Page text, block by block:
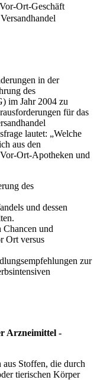
Ort-Geschäft
in der
des
im Jahr 2004 zu
für das
lautet: „Welche
aus den
Ort-Apotheken und
des
und dessen
und
Ort versus
zur
Arzneimittel -
Stoffen, die durch
tierischen Körper